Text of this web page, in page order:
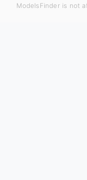
ModelsFinder is not